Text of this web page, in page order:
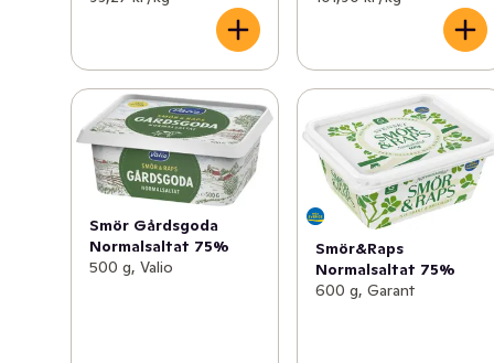
Smör Gårdsgoda
Normalsaltat 75%
500 g, Valio
Smör&Raps
Normalsaltat 75%
600 g, Garant